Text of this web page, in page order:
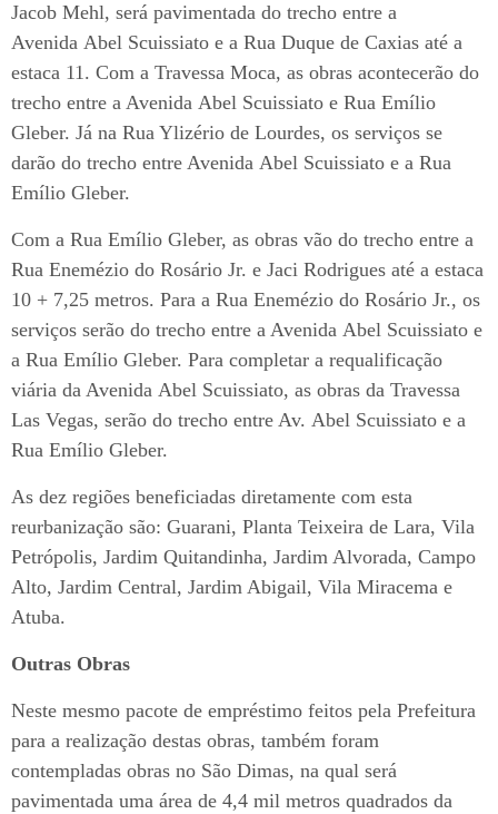
Jacob Mehl, será pavimentada do trecho entre a
Avenida Abel Scuissiato e a Rua Duque de Caxias até a
estaca 11. Com a Travessa Moca, as obras acontecerão do
trecho entre a Avenida Abel Scuissiato e Rua Emílio
Gleber. Já na Rua Ylizério de Lourdes, os serviços se
darão do trecho entre Avenida Abel Scuissiato e a Rua
Emílio Gleber.
Com a Rua Emílio Gleber, as obras vão do trecho entre a
Rua Enemézio do Rosário Jr. e Jaci Rodrigues até a estaca
10 + 7,25 metros. Para a Rua Enemézio do Rosário Jr., os
serviços serão do trecho entre a Avenida Abel Scuissiato e
a Rua Emílio Gleber. Para completar a requalificação
viária da Avenida Abel Scuissiato, as obras da Travessa
Las Vegas, serão do trecho entre Av. Abel Scuissiato e a
Rua Emílio Gleber.
As dez regiões beneficiadas diretamente com esta
reurbanização são: Guarani, Planta Teixeira de Lara, Vila
Petrópolis, Jardim Quitandinha, Jardim Alvorada, Campo
Alto, Jardim Central, Jardim Abigail, Vila Miracema e
Atuba.
Outras Obras
Neste mesmo pacote de empréstimo feitos pela Prefeitura
para a realização destas obras, também foram
contempladas obras no São Dimas, na qual será
pavimentada uma área de 4,4 mil metros quadrados da